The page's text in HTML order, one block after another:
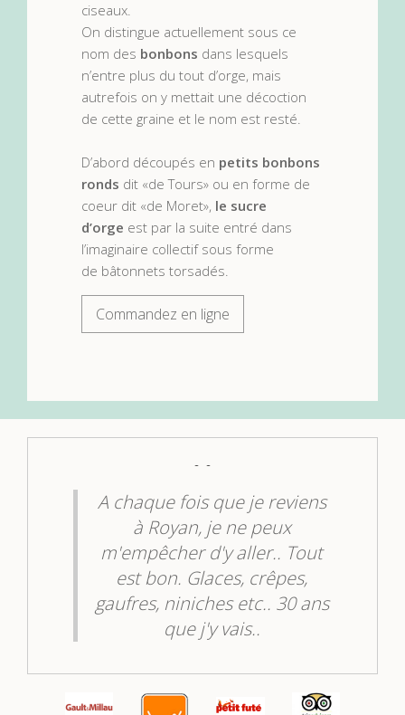
ciseaux.
On distingue actuellement sous ce
nom des bonbons dans lesquels
n’entre plus du tout d’orge, mais
autrefois on y mettait une décoction
de cette graine et le nom est resté.
D’abord découpés en petits bonbons
ronds dit «de Tours» ou en forme de
coeur dit «de Moret», le sucre
d’orge est par la suite entré dans
l’imaginaire collectif sous forme
de bâtonnets torsadés.
Commandez en ligne
Incontournable
A chaque fois que je reviens
à Royan, je ne peux
m'empêcher d'y aller.. Tout
est bon. Glaces, crêpes,
gaufres, niniches etc.. 30 ans
que j'y vais..
Laissez un avis